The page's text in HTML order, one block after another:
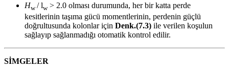
Hw/ lw> 2.0 olması durumunda, her bir katta perde
kesitlerinin taşıma gücü momentlerinin, perdenin güçlü
doğrultusunda kolonlar için Denk.(7.3) ile verilen koşulun
sağlayıp sağlanmadığı otomatik kontrol edilir.
SİMGELER